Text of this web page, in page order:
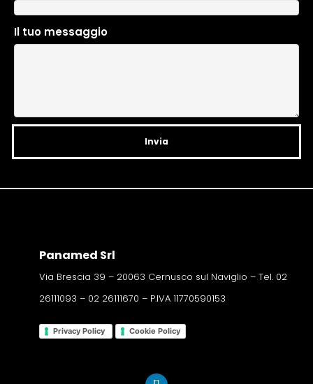
Il tuo messaggio
n
a
:
Panamed Srl
Via Brescia 39 – 20063 Cernusco sul Naviglio – Tel. 02
26111093 – 02 26111670 – P.IVA 11770590153
Privacy Policy Cookie Policy